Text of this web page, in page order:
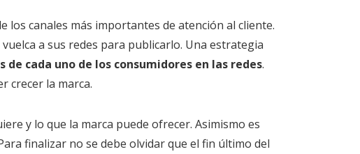
los canales más importantes de atención al cliente.
a sus redes para publicarlo. Una estrategia
cada uno de los consumidores en las redes.
crecer la marca.
y lo que la marca puede ofrecer. Asimismo es
finalizar no se debe olvidar que el fin último del